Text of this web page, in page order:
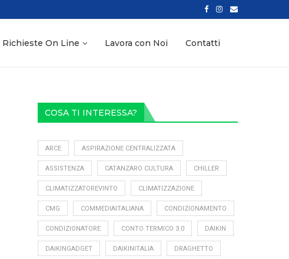
LA DITTA GUALTIERI RAFFAELE AL FIANCO DELLE IMPRESE...
Richieste On Line Lavora con Noi Contatti
COSA TI INTERESSA?
ARCE ASPIRAZIONE CENTRALIZZATA
ASSISTENZA CATANZARO CULTURA CHILLER
CLIMATIZZATOREVINTO CLIMATIZZAZIONE
CMG COMMEDIAITALIANA CONDIZIONAMENTO
CONDIZIONATORE CONTO TERMICO 3.0 DAIKIN
DAIKINGADGET DAIKINITALIA DRAGHETTO